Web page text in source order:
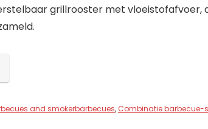
grillrooster met vloeistofafvoer,
and smokerbarbecues, Combinatie barbecue-